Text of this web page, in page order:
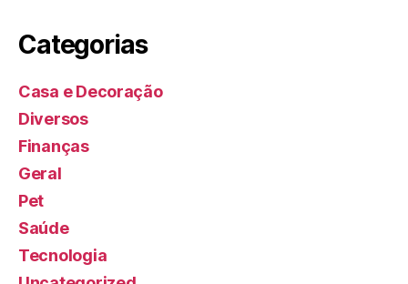
Categorias
Casa e Decoração
Diversos
Finanças
Geral
Pet
Saúde
Tecnologia